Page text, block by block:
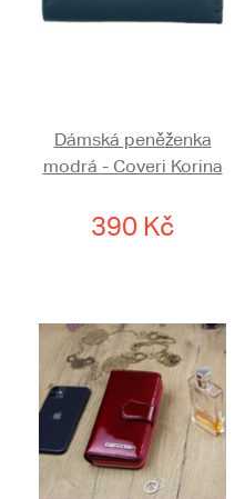
Dámská peněženka
modrá - Coveri Korina
390 Kč